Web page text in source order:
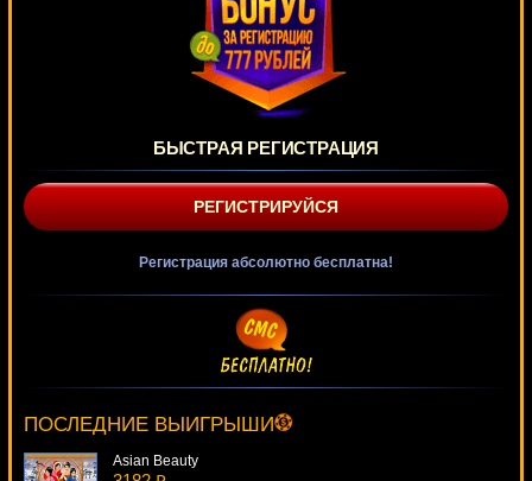
БЫСТРАЯ РЕГИСТРАЦИЯ
РЕГИСТРИРУЙСЯ
Регистрация абсолютно бесплатна!
ПОСЛЕДНИЕ ВЫИГРЫШИ
aleg***
Asian Beauty